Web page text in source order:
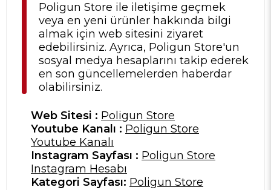
Poligun Store ile iletişime geçmek
veya en yeni ürünler hakkında bilgi
almak için web sitesini ziyaret
edebilirsiniz. Ayrıca, Poligun Store'un
sosyal medya hesaplarını takip ederek
en son güncellemelerden haberdar
olabilirsiniz.
Web Sitesi : Poligun Store
Youtube Kanalı : Poligun Store
Youtube Kanalı
Instagram Sayfası : Poligun Store
Instagram Hesabı
Kategori Sayfası: Poligun Store